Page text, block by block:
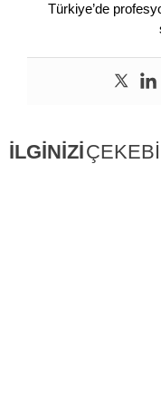
Türkiye’de
İLGİNİZİ